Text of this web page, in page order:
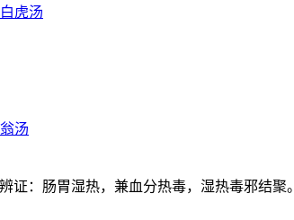
虎汤
汤
证：肠胃湿热，兼血分热毒，湿热毒邪结